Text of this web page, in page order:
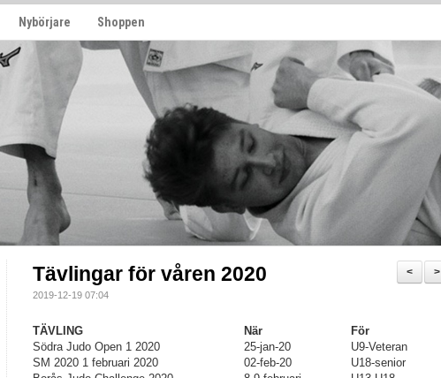
Nybörjare Shoppen
>
<
Tävlingar för våren 2020
2019-12-19 07:04
TÄVLING När För
Södra Judo Open 1 2020
25-jan-20 U9-Veteran
SM 2020 1 februari 2020
02-feb-20 U18-senior